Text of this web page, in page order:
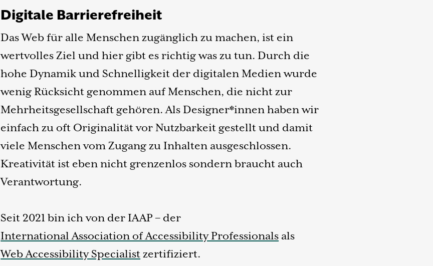
Digitale Barrierefreiheit
Das Web für alle Menschen zugänglich zu machen, ist ein
wertvolles Ziel und hier gibt es richtig was zu tun. Durch die
hohe Dynamik und Schnelligkeit der digitalen Medien wurde
wenig Rücksicht genommen auf Menschen, die nicht zur
Mehrheitsgesellschaft gehören. Als Designer*innen haben wir
einfach zu oft Originalität vor Nutzbarkeit gestellt und damit
viele Menschen vom Zugang zu Inhalten ausgeschlossen.
Kreativität ist eben nicht grenzenlos sondern braucht auch
Verantwortung.
Seit 2021 bin ich von der IAAP – der
International Association of Accessibility Professionals als
Web Accessibility Specialistzertifiziert.